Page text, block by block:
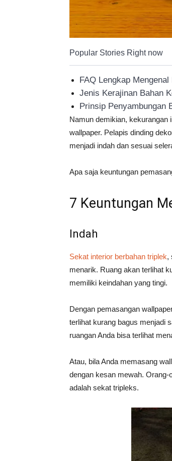
Popular Stories Right now
FAQ Lengkap
Jenis Kerajinan Bahan
Prinsip Penyambungan
Namun demikian, kekurangan
wallpaper. Pelapis dinding
menjadi indah dan sesuai
Apa saja keuntungan
7 Keuntungan
Indah
Sekat interior berbahan triplek,
menarik. Ruang akan terlihat
memiliki keindahan yang tingi.
Dengan pemasangan
terlihat kurang bagus menjadi
ruangan Anda bisa terlihat
Atau, bila Anda memasang
dengan kesan mewah. Orang-
adalah sekat tripleks.